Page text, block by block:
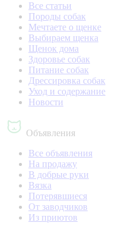
Все статьи
Породы собак
Мечтаете о щенке
Выбираем щенка
Щенок дома
Здоровье собак
Питание собак
Дрессировка собак
Уход и содержание
Новости
Объявления
Все объявления
На продажу
В добрые руки
Вязка
Потерявшиеся
От заводчиков
Из приютов